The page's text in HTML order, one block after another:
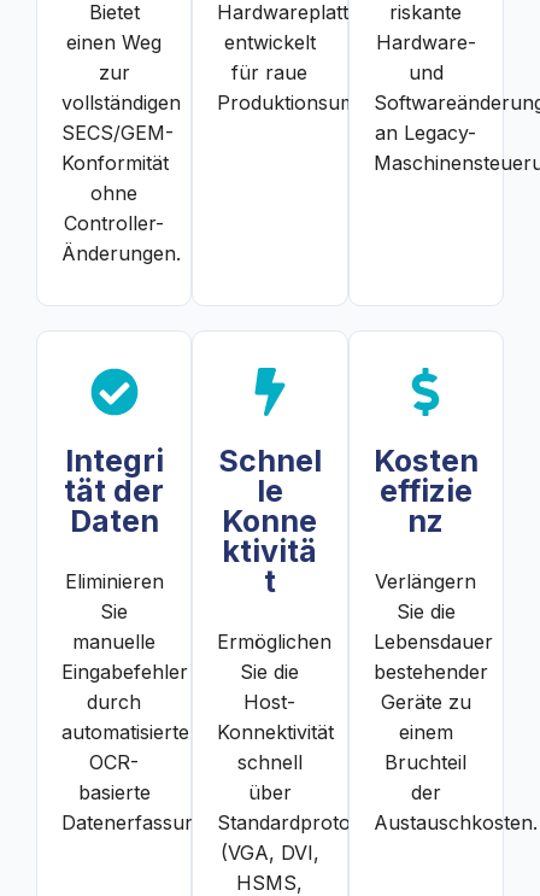
Bietet
einen Weg
zur
vollständigen
SECS/GEM-
Konformität
ohne
Controller-
Änderungen.
Hardwareplattform,
entwickelt
für raue
Produktionsumgebungen.
riskante
Hardware-
und
an Legacy-
Integri
tät der
Daten
Eliminieren
Sie
manuelle
Eingabefehler
durch
automatisierte
OCR-
basierte
Datenerfassung.
Schnel
le
Konne
ktivitä
t
Ermöglichen
Sie die
Host-
Konnektivität
schnell
über
Standardprotokolle
(VGA, DVI,
HSMS,
Kosten
effizie
nz
Verlängern
Sie die
Lebensdauer
bestehender
Geräte zu
einem
Bruchteil
der
Austauschkosten.